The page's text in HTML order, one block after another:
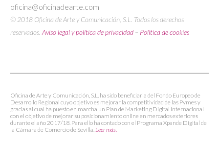
oficina@oficinadearte.com
© 2018 Oficina de Arte y Comunicación, S.L. Todos los derechos
reservados. Aviso legal y política de privacidad – Política de cookies
Oficina de Arte y Comunicación, S.L. ha sido beneficiaria del Fondo Europeo de
Desarrollo Regional cuyo objetivo es mejorar la competitividad de las Pymes y
gracias al cual ha puesto en marcha un Plan de Marketing Digital Internacional
con el objetivo de mejorar su posicionamiento online en mercados exteriores
durante el año 2017/18. Para ello ha contado con el Programa Xpande Digital de
la Cámara de Comercio de Sevilla. Leer más.